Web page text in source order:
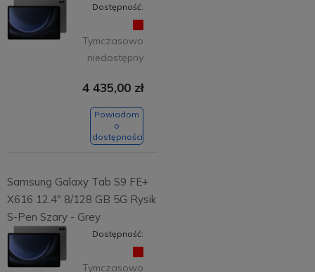
Dostępność:
Tymczasowo
niedostępny
4 435,00 zł
Powiadom
o
dostępności
Samsung Galaxy Tab S9 FE+
X616 12.4" 8/128 GB 5G Rysik
S-Pen Szary - Grey
Dostępność:
Tymczasowo